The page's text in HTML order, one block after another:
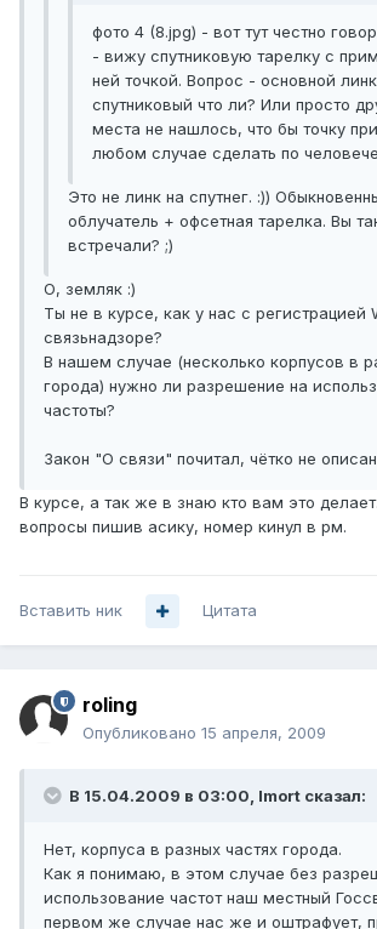
фото 4 (8.jpg) - вот тут честно
- вижу спутниковую тарелку с
ней точкой. Вопрос - основной линк
спутниковый что ли? Или просто
места не нашлось, что бы точку
любом случае сделать по
Это не линк на спутнег. :))
облучатель + офсетная тарелка. Вы
встречали? ;)
О, земляк :)
Ты не в курсе, как у нас с регистрацией
связьнадзоре?
В нашем случае (несколько корпусов в
города) нужно ли разрешение на
частоты?
Закон "О связи" почитал, чётко не
В курсе, а так же в знаю кто вам это
вопросы пишив асику, номер кинул в рм.
Вставить ник Цитата
roling
Опубликовано 15 апреля, 2009
В 15.04.2009 в 03:00, Imort сказал:
Нет, корпуса в разных частях города.
Как я понимаю, в этом случае без
использование частот наш местный
первом же случае нас же и оштрафует,